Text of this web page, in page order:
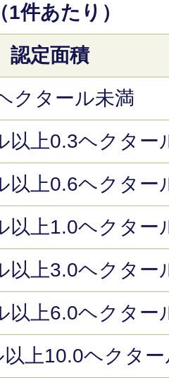
件あたり）
認定面積
クタール未満
以上0.3ヘクター
以上0.6ヘクター
以上1.0ヘクター
以上3.0ヘクター
以上6.0ヘクター
上10.0ヘクタ